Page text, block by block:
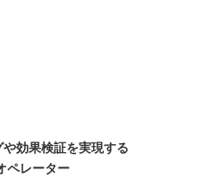
効果検証を実現する
ペレーター